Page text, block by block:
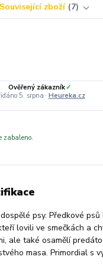
Související zboží 7
Ověřený zákazník✓
5. srpna · Heureka.cz
zabaleno.
psy. Předkové psů
lovili ve smečkách a
ale také osamělí
masa. Primordial s